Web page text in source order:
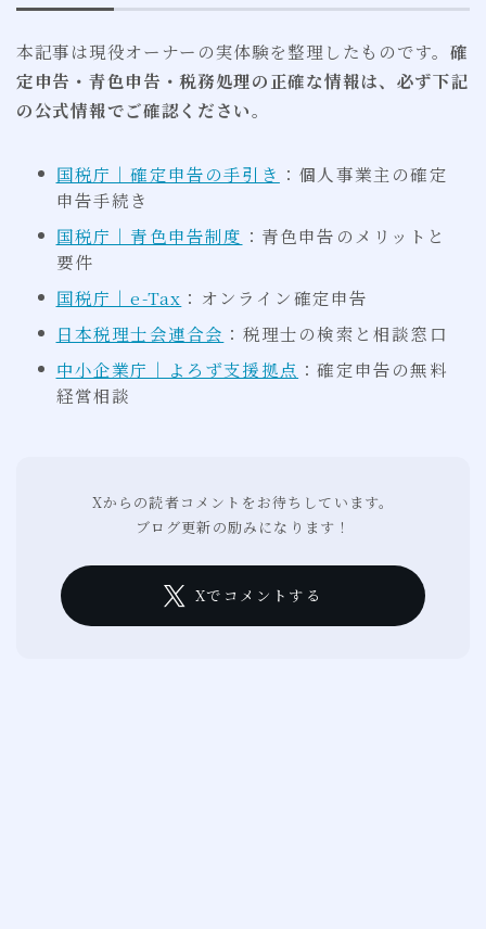
本記事は現役オーナーの実体験を整理したものです。 確
定申告・青色申告・税務処理の正確な情報は、必ず下記
の公式情報でご確認ください。
国税庁｜確定申告の手引き ：個人事業主の確定
申告手続き
国税庁｜青色申告制度 ：青色申告のメリットと
要件
国税庁｜e-Tax ：オンライン確定申告
日本税理士会連合会 ：税理士の検索と相談窓口
中小企業庁｜よろず支援拠点 ：確定申告の無料
経営相談
Xからの読者コメントをお待ちしています。
ブログ更新の励みになります！
Xでコメントする